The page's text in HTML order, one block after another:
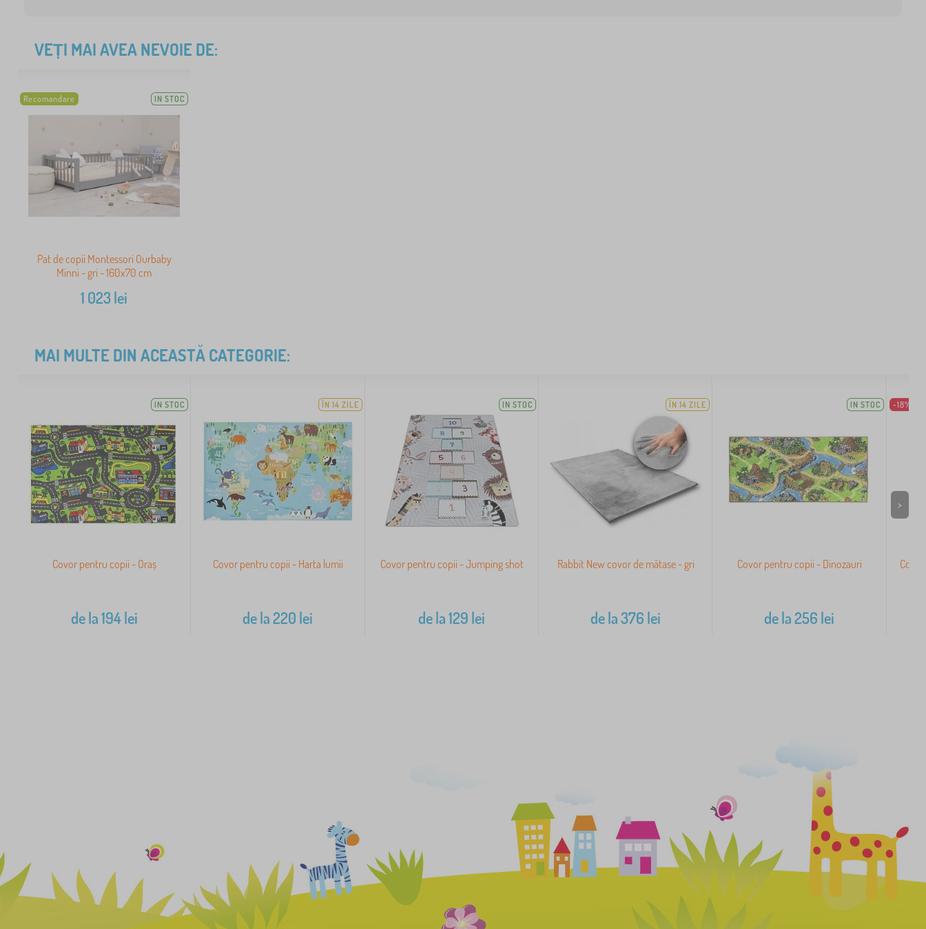
VEȚI MAI AVEA NEVOIE DE:
Recomandare IN STOC
Pat de copii Montessori Ourbaby
Minni - gri - 160x70 cm
1 023lei
MAI MULTE DIN ACEASTĂ CATEGORIE:
IN STOC
Covor pentru copii - Oraș
de la194lei
ÎN 14 ZILE
Covor pentru copii - Harta lumii
de la220 lei
IN STOC
Covor pentru copii - Jumping shot
de la129 lei
ÎN 14 ZILE
Rabbit New covor de mătase - gri
de la376 lei
IN STOC
Covor pentru copii - Dinozauri
de la256 lei
-18%
>